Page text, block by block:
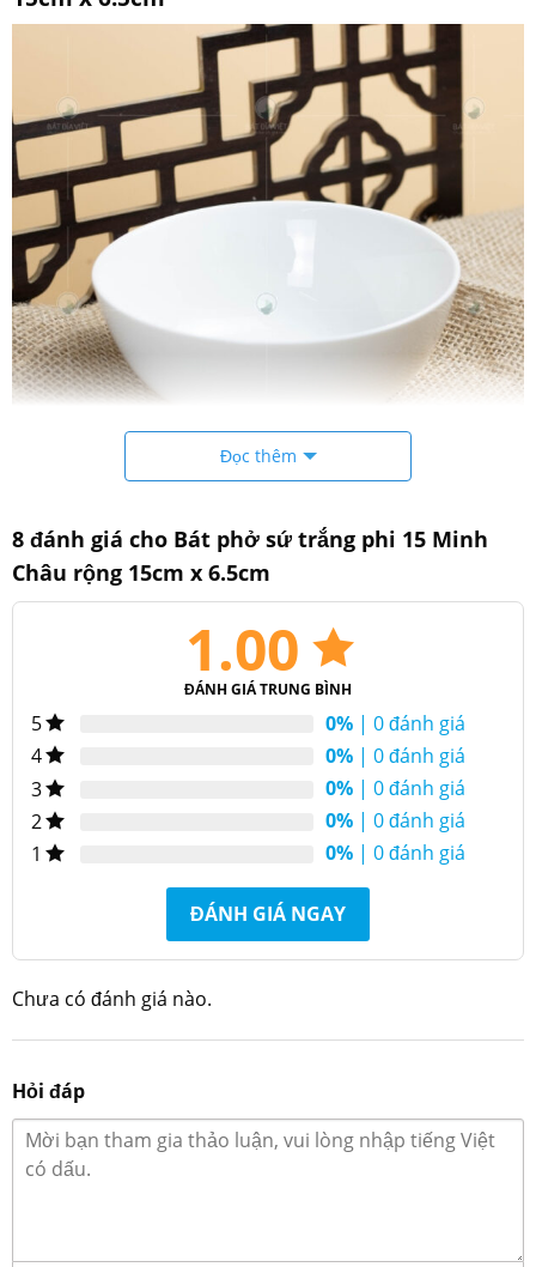
Tô phở sứ trắng phi 15 minh châu
Đặc điểm sản phẩm
Đọc thêm
8 đánh giá cho Bát phở sứ trắng phi 15 Minh
Châu rộng 15cm x 6.5cm
1.00
ĐÁNH GIÁ TRUNG BÌNH
5 0% | 0 đánh giá
4
0% | 0 đánh giá
3
0% | 0 đánh giá
2
0% | 0 đánh giá
1
0% | 0 đánh giá
ĐÁNH GIÁ NGAY
Chưa có đánh giá nào.
Hỏi đáp